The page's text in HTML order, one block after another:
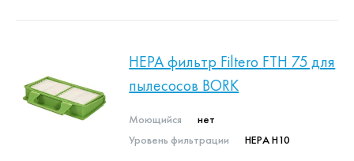
HEPA фильтр Filtero FTH 75 для
пылесосов BORK
Моющийся
нет
Уровень фильтрации
НЕРА Н10